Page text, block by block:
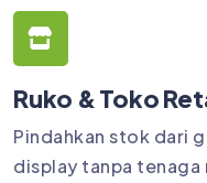
Ruko & Toko
Pindahkan stok dari
display tanpa tenaga